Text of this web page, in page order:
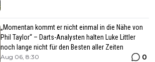
„Momentan kommt er nicht einmal in die Nähe von
Phil Taylor“ – Darts-Analysten halten Luke Littler
noch lange nicht für den Besten aller Zeiten
Aug 06, 8:30 0